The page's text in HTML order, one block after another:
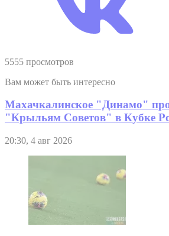
5555 просмотров
Вам может быть интересно
Махачкалинское "Динамо"
"Крыльям Советов" в Кубке
20:30, 4 авг 2026